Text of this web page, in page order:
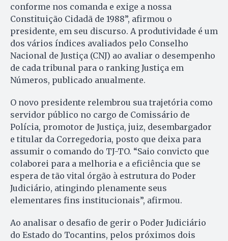
conforme nos comanda e exige a nossa
Constituição Cidadã de 1988”, afirmou o
presidente, em seu discurso. A produtividade é um
dos vários índices avaliados pelo Conselho
Nacional de Justiça (CNJ) ao avaliar o desempenho
de cada tribunal para o ranking Justiça em
Números, publicado anualmente.
O novo presidente relembrou sua trajetória como
servidor público no cargo de Comissário de
Polícia, promotor de Justiça, juiz, desembargador
e titular da Corregedoria, posto que deixa para
assumir o comando do TJ-TO. “Saio convicto que
colaborei para a melhoria e a eficiência que se
espera de tão vital órgão à estrutura do Poder
Judiciário, atingindo plenamente seus
elementares fins institucionais”, afirmou.
Ao analisar o desafio de gerir o Poder Judiciário
do Estado do Tocantins, pelos próximos dois